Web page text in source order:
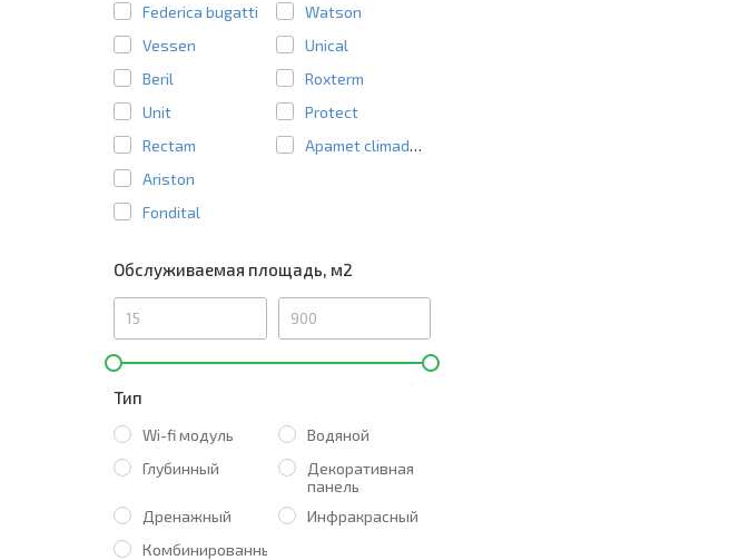
Federica bugatti
Watson
Vessen
Unical
Beril
Roxterm
Unit
Protect
Rectam
Apamet climadens
Ariston
Fondital
Обслуживаемая площадь, м2
Тип
Wi-fi модуль
Водяной
Глубинный
Декоративная
панель
Дренажный
Инфракрасный
Комбинированный